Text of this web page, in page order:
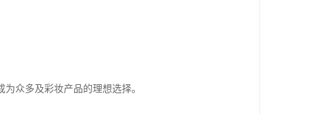
众多及彩妆产品的理想选择。